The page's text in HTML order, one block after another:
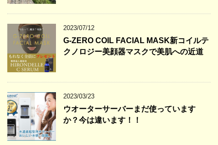
2023/07/12
G-ZERO COIL FACIAL MASK新コイルテ
クノロジー美顔器マスクで美肌への近道
2023/03/23
ウオーターサーバーまだ使っています
か？今は違います！！